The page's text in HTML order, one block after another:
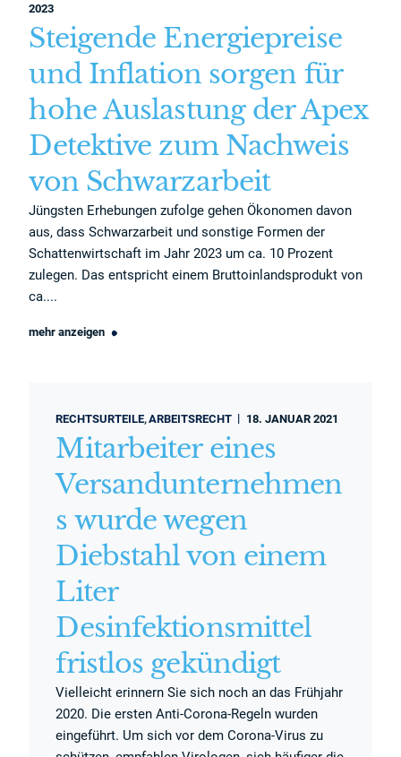
2023
Steigende Energiepreise
und Inflation sorgen für
hohe Auslastung der Apex
Detektive zum Nachweis
von Schwarzarbeit
Jüngsten Erhebungen zufolge gehen Ökonomen davon
aus, dass Schwarzarbeit und sonstige Formen der
Schattenwirtschaft im Jahr 2023 um ca. 10 Prozent
zulegen. Das entspricht einem Bruttoinlandsprodukt von
ca....
mehr anzeigen
RECHTSURTEILE ARBEITSRECHT 18. JANUAR 2021
Mitarbeiter eines
Versandunternehmen
s wurde wegen
Diebstahl von einem
Liter
Desinfektionsmittel
fristlos gekündigt
Vielleicht erinnern Sie sich noch an das Frühjahr
2020. Die ersten Anti-Corona-Regeln wurden
eingeführt. Um sich vor dem Corona-Virus zu